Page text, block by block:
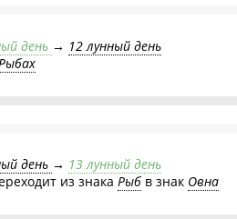
день → 12 лунный день
день → 13 лунный день
из знака Рыб в знак Овна